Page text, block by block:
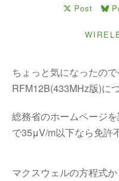
Post
ちょっと気になったの
RFM12B(433MHz版)に
総務省のホームページ
で35μV/m以下なら免許
マクスウェルの方程式